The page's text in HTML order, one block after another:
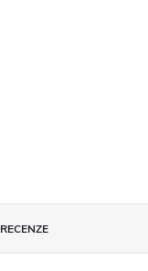
RECENZE